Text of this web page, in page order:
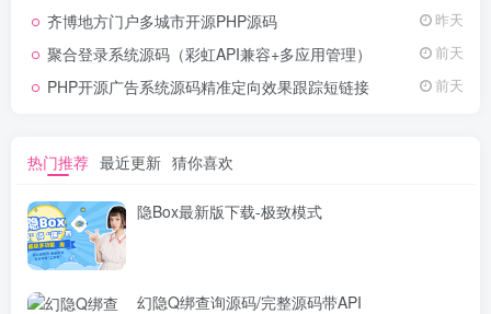
务，快来探索发现所需资源！
齐博地方门户多城市开源PHP源码 昨天
聚合登录系统源码（彩虹API兼容+多应用管理） 前天
PHP开源广告系统源码精准定向效果跟踪短链接 前天
热门推荐 最近更新 猜你喜欢
隐Box最新版下载-极致模式
幻隐Q绑查询源码/完整源码带API